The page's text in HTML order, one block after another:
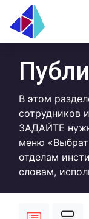
В этом
сотрудников
ЗАДАЙТЕ
меню
отделам
словам,